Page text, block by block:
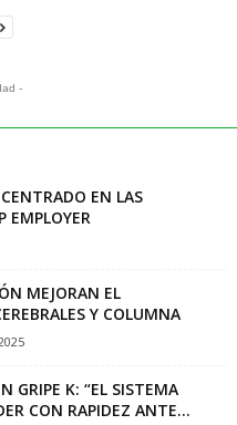
-
EN LAS
EMPLOYER
MEJORAN EL
Y COLUMNA
GRIPE K: “EL SISTEMA
CON RAPIDEZ ANTE...